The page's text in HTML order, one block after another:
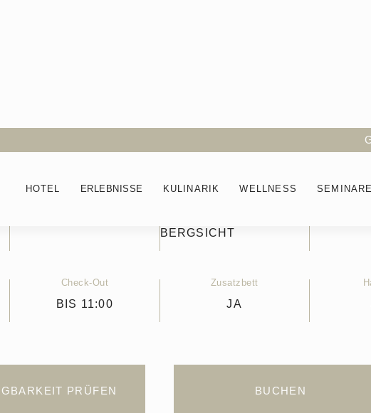
HOTEL ERLEBNISSE KULINARIK WELLNESS SEMINARE
Balkon Aussicht
BERGSICHT
Check-Out
BIS 11:00
Zusatzbett
JA
PRÜFEN BUCHEN